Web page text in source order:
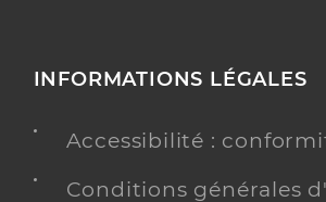
INFORMATIONS LÉGALES
Accessibilité :
Conditions générales